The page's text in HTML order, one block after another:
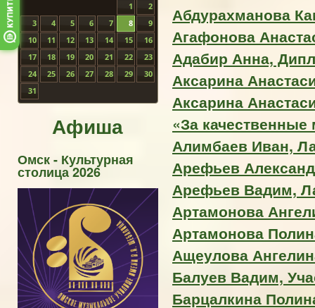
1
2
3
4 5 6 7 8
9
10
11 12 13 14 15
16
17
18 19 20 21 22
23
24
25 26 27 28 29
30
31
Афиша
Омск - Культурная
столица 2026
Абдурахманова
Агафонова
Адабир Анна,
Аксарина
Аксарина
«За
Алимбаев Иван,
Арефьев
Арефьев Вадим,
Артамонова
Артамонова
Ащеулова
Балуев Вадим,
Барцалкина